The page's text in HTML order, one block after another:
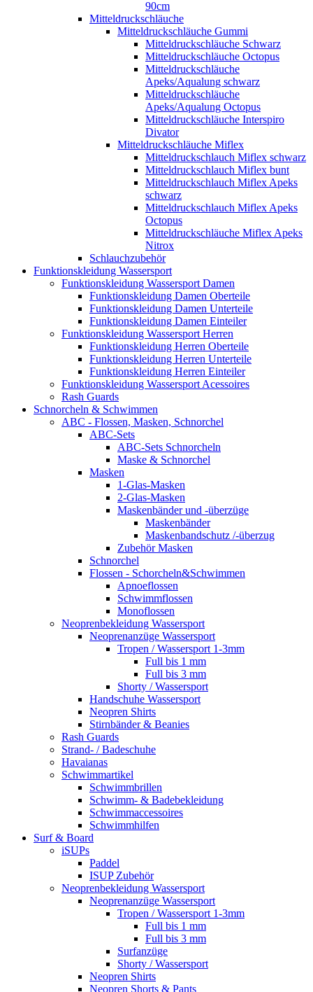
90cm
Mitteldruckschläuche
Mitteldruckschläuche Gummi
Mitteldruckschläuche Schwarz
Mitteldruckschläuche Octopus
Mitteldruckschläuche
Apeks/Aqualung schwarz
Mitteldruckschläuche
Apeks/Aqualung Octopus
Mitteldruckschläuche Interspiro
Divator
Mitteldruckschläuche Miflex
Mitteldruckschlauch Miflex schwarz
Mitteldruckschlauch Miflex bunt
Mitteldruckschlauch Miflex Apeks
schwarz
Mitteldruckschlauch Miflex Apeks
Octopus
Mitteldruckschläuche Miflex Apeks
Nitrox
Schlauchzubehör
Funktionskleidung Wassersport
Funktionskleidung Wassersport Damen
Funktionskleidung Damen Oberteile
Funktionskleidung Damen Unterteile
Funktionskleidung Damen Einteiler
Funktionskleidung Wassersport Herren
Funktionskleidung Herren Oberteile
Funktionskleidung Herren Unterteile
Funktionskleidung Herren Einteiler
Funktionskleidung Wassersport Acessoires
Rash Guards
Schnorcheln & Schwimmen
ABC - Flossen, Masken, Schnorchel
ABC-Sets
ABC-Sets Schnorcheln
Maske & Schnorchel
Masken
1-Glas-Masken
2-Glas-Masken
Maskenbänder und -überzüge
Maskenbänder
Maskenbandschutz /-überzug
Zubehör Masken
Schnorchel
Flossen - Schorcheln&Schwimmen
Apnoeflossen
Schwimmflossen
Monoflossen
Neoprenbekleidung Wassersport
Neoprenanzüge Wassersport
Tropen / Wassersport 1-3mm
Full bis 1 mm
Full bis 3 mm
Shorty / Wassersport
Handschuhe Wassersport
Neopren Shirts
Stirnbänder & Beanies
Rash Guards
Strand- / Badeschuhe
Havaianas
Schwimmartikel
Schwimmbrillen
Schwimm- & Badebekleidung
Schwimmaccessoires
Schwimmhilfen
Surf & Board
iSUPs
Paddel
ISUP Zubehör
Neoprenbekleidung Wassersport
Neoprenanzüge Wassersport
Tropen / Wassersport 1-3mm
Full bis 1 mm
Full bis 3 mm
Surfanzüge
Shorty / Wassersport
Neopren Shirts
Neopren Shorts & Pants